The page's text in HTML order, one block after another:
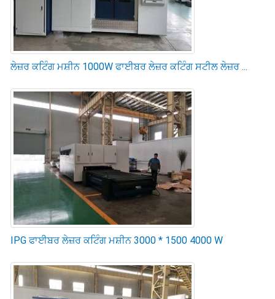
ਲੇਜ਼ਰ ਕਟਿੰਗ ਮਸ਼ੀਨ 1000W ਫਾਈਬਰ ਲੇਜ਼ਰ ਕਟਿੰਗ ਸਟੀਲ ਲੇਜ਼ਰ ...
IPG ਫਾਈਬਰ ਲੇਜ਼ਰ ਕਟਿੰਗ ਮਸ਼ੀਨ 3000 * 1500 4000 W